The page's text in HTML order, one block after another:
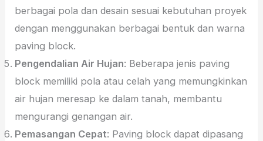
berbagai pola dan desain sesuai kebutuhan proyek
dengan menggunakan berbagai bentuk dan warna
paving block.
Pengendalian Air Hujan: Beberapa jenis paving
block memiliki pola atau celah yang memungkinkan
air hujan meresap ke dalam tanah, membantu
mengurangi genangan air.
Pemasangan Cepat: Paving block dapat dipasang